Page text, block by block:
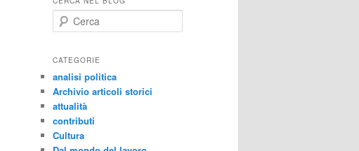
e
c
CATEGORIE
analisi politica
Archivio articoli storici
attualità
contributi
Cultura